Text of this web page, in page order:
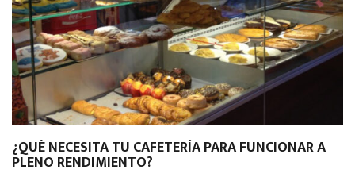
¿QUÉ NECESITA TU CAFETERÍA PARA FUNCIONAR A
PLENO RENDIMIENTO?